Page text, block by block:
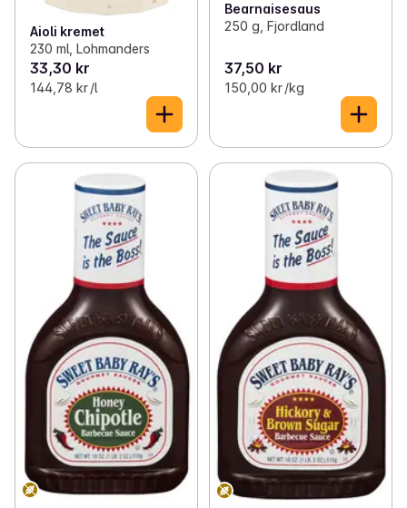
Aioli kremet
230 ml, Lohmanders
33,30 kr
144,78 kr /l
Bearnaisesaus
250 g, Fjordland
37,50 kr
150,00 kr /kg